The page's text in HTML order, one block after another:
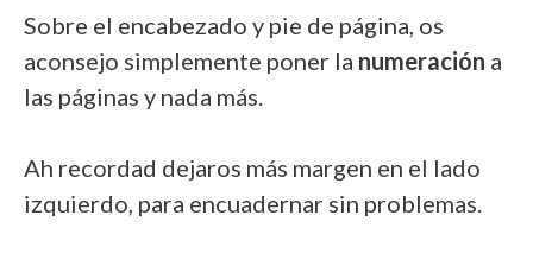
Sobre el encabezado y pie de página, os
aconsejo simplemente poner la numeración a
las páginas y nada más.
Ah recordad dejaros más margen en el lado
izquierdo, para encuadernar sin problemas.